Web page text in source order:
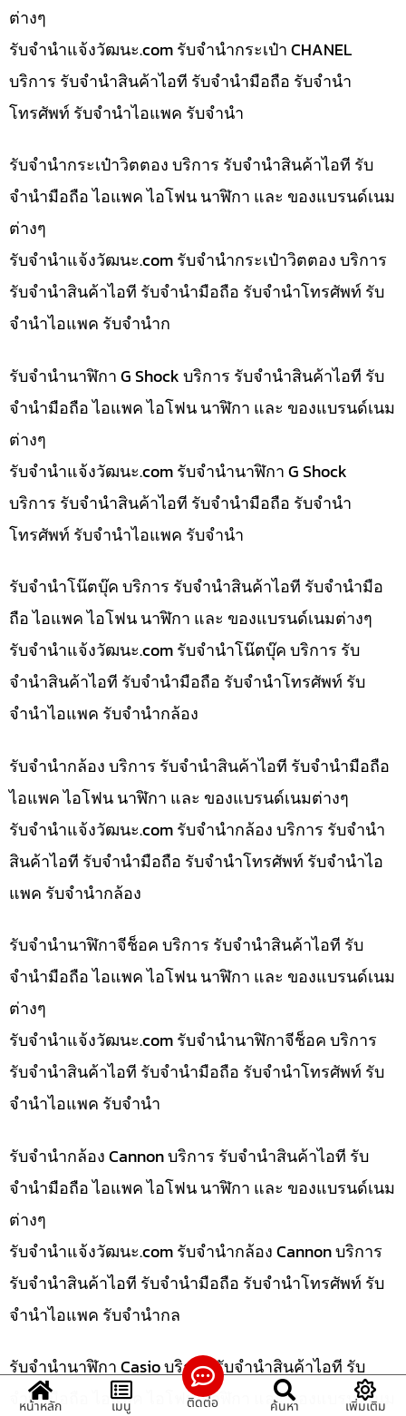
ต่างๆ
รับจํานําแจ้งวัฒนะ.com รับจำนำกระเป๋า CHANEL
บริการ รับจำนำสินค้าไอที รับจำนำมือถือ รับจำนำ
โทรศัพท์ รับจำนำไอแพค รับจำนำ
รับจำนำกระเป๋าวิตตอง บริการ รับจำนำสินค้าไอที รับ
จำนำมือถือ ไอแพค ไอโฟน นาฬิกา และ ของแบรนด์เนม
ต่างๆ
รับจํานําแจ้งวัฒนะ.com รับจำนำกระเป๋าวิตตอง บริการ
รับจำนำสินค้าไอที รับจำนำมือถือ รับจำนำโทรศัพท์ รับ
จำนำไอแพค รับจำนำก
รับจำนำนาฬิกา G Shock บริการ รับจำนำสินค้าไอที รับ
จำนำมือถือ ไอแพค ไอโฟน นาฬิกา และ ของแบรนด์เนม
ต่างๆ
รับจํานําแจ้งวัฒนะ.com รับจำนำนาฬิกา G Shock
บริการ รับจำนำสินค้าไอที รับจำนำมือถือ รับจำนำ
โทรศัพท์ รับจำนำไอแพค รับจำนำ
รับจำนำโน๊ตบุ๊ค บริการ รับจำนำสินค้าไอที รับจำนำมือ
ถือ ไอแพค ไอโฟน นาฬิกา และ ของแบรนด์เนมต่างๆ
รับจํานําแจ้งวัฒนะ.com รับจำนำโน๊ตบุ๊ค บริการ รับ
จำนำสินค้าไอที รับจำนำมือถือ รับจำนำโทรศัพท์ รับ
จำนำไอแพค รับจำนำกล้อง
รับจำนำกล้อง บริการ รับจำนำสินค้าไอที รับจำนำมือถือ
ไอแพค ไอโฟน นาฬิกา และ ของแบรนด์เนมต่างๆ
รับจํานําแจ้งวัฒนะ.com รับจำนำกล้อง บริการ รับจำนำ
สินค้าไอที รับจำนำมือถือ รับจำนำโทรศัพท์ รับจำนำไอ
แพค รับจำนำกล้อง
รับจำนำนาฬิกาจีช็อค บริการ รับจำนำสินค้าไอที รับ
จำนำมือถือ ไอแพค ไอโฟน นาฬิกา และ ของแบรนด์เนม
ต่างๆ
รับจํานําแจ้งวัฒนะ.com รับจำนำนาฬิกาจีช็อค บริการ
รับจำนำสินค้าไอที รับจำนำมือถือ รับจำนำโทรศัพท์ รับ
จำนำไอแพค รับจำนำ
รับจำนำกล้อง Cannon บริการ รับจำนำสินค้าไอที รับ
จำนำมือถือ ไอแพค ไอโฟน นาฬิกา และ ของแบรนด์เนม
ต่างๆ
รับจํานําแจ้งวัฒนะ.com รับจำนำกล้อง Cannon บริการ
รับจำนำสินค้าไอที รับจำนำมือถือ รับจำนำโทรศัพท์ รับ
จำนำไอแพค รับจำนำกล
รับจำนำนาฬิกา Casio บริการ รับจำนำสินค้าไอที รับ
จำนำมือถือ ไอแพค ไอโฟน นาฬิกา และ ของแบรนด์เนม
หน้าหลัก เมนู ติดต่อ ค้นหา เพิ่มเติม